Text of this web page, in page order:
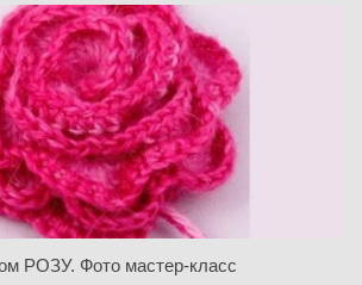
РОЗУ. Фото мастер-класс